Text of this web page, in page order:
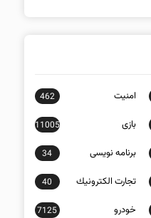
امنيت 462
بازی 11005
برنامه نويسی 34
تجارت الكترونيك 40
خودرو 7125